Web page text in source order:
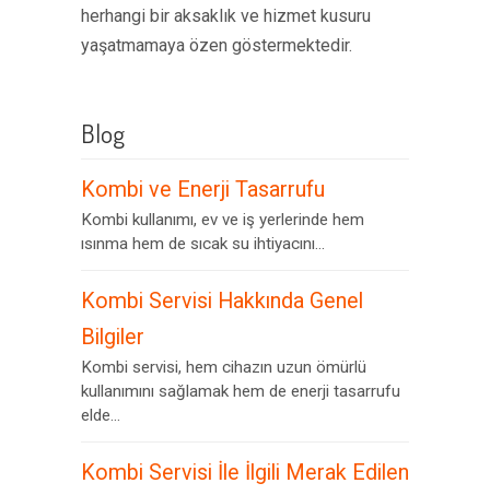
herhangi bir aksaklık ve hizmet kusuru
yaşatmamaya özen göstermektedir.
Blog
Kombi ve Enerji Tasarrufu
Kombi kullanımı, ev ve iş yerlerinde hem
ısınma hem de sıcak su ihtiyacını...
Kombi Servisi Hakkında Genel
Bilgiler
Kombi servisi, hem cihazın uzun ömürlü
kullanımını sağlamak hem de enerji tasarrufu
elde...
Kombi Servisi İle İlgili Merak Edilen